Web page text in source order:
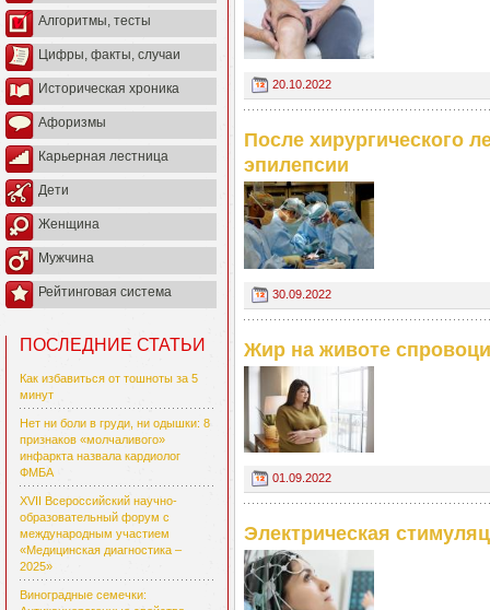
Алгоритмы, тесты
Цифры, факты, случаи
Историческая хроника
Афоризмы
Карьерная лестница
Дети
Женщина
Мужчина
Рейтинговая система
ПОСЛЕДНИЕ СТАТЬИ
Как избавиться от тошноты за 5
минут
Нет ни боли в груди, ни одышки: 8
признаков «молчаливого»
инфаркта назвала кардиолог
ФМБА
XVII Всероссийский научно-
образовательный форум с
международным участием
«Медицинская диагностика –
2025»
Виноградные семечки:
20.10.2022
После хирургического
эпилепсии
30.09.2022
Жир на животе
01.09.2022
Электрическая